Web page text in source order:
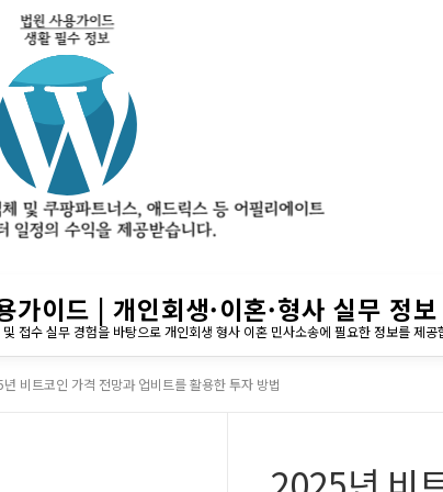
가이드 | 개인회생·이혼·형사 실무 정보
접수 실무 경험을 바탕으로 개인회생 형사 이혼 민사소송에 필요한 정보를 제공
비트코인 가격 전망과 업비트를 활용한 투자 방법